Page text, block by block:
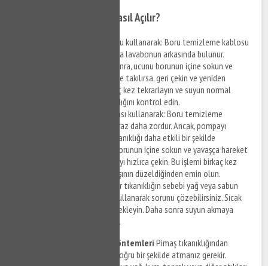
Evde Pimaş Tıkanıklığı Nasıl Açılır?
Boru temizleme kablosu kullanarak: Boru temizleme kablosu
genellikle tuvaletin veya lavabonun arkasında bulunur.
Kabloyu çıkarttıktan sonra, ucunu borunun içine sokun ve
ilerletin. Kablo engellere takılırsa, geri çekin ve yeniden
ilerletin. Bu işlemi birkaç kez tekrarlayın ve suyun normal
seviyede akmaya başladığını kontrol edin.
Boru temizleme pompası kullanarak: Boru temizleme
pompası ile çalışmak biraz daha zordur. Ancak, pompayı
kullanarak boruda ki tıkanıklığı daha etkili bir şekilde
açabilirsiniz. Pompayı borunun içine sokun ve yavaşça hareket
ettirin. Ardından pompayı hızlıca çekin. Bu işlemi birkaç kez
tekrarlayın ve suyun akışının düzeldiğinden emin olun.
Sıcak su kullanarak: Eğer tıkanıklığın sebebi yağ veya sabun
kalıntıları ise, sıcak su kullanarak sorunu çözebilirsiniz. Sıcak
suyu boruya dökün ve bekleyin. Daha sonra suyun akmaya
başladığını kontrol edin.
Pimaş Tıkanıklığı Önleme Yöntemleri Pimaş tıkanıklığından
korunmak için atık maddeleri doğru bir şekilde atmanız gerekir.